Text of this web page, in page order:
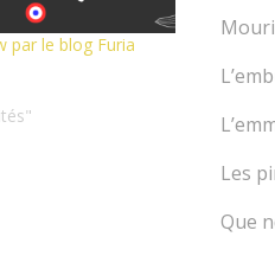
par le blog Furia
Les
Que